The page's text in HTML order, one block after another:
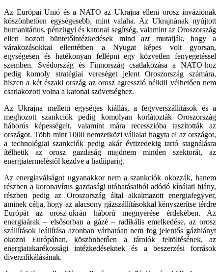
Az Európai Unió és a NATO az Ukrajna elleni orosz inváziónak
köszönhetően egységesebb, mint valaha. Az Ukrajnának nyújtott
humanitárius, pénzügyi és katonai segítség, valamint az Oroszország
ellen hozott büntetőintézkedések mind azt mutatják, hogy a
várakozásokkal ellentétben a Nyugat képes volt gyorsan,
egységesen és hatékonyan fellépni egy közvetlen fenyegetéssel
szemben. Svédország és Finnország csatlakozása a NATO-hoz
pedig komoly stratégiai vereséget jelent Oroszország számára,
hiszen a két északi ország az orosz agresszió nélkül vélhetően nem
csatlakozott volna a katonai szövetséghez.
Az Ukrajna melletti egységes kiállás, a fegyverszállítások és a
meghozott szankciók pedig komolyan korlátozták Oroszország
háborús képességeit, valamint mára recesszióba taszították az
országot. Több mint 1000 nemzetközi vállalat hagyta el az országot,
a technológiai szankciók pedig akár évtizedekig tartó stagnálásra
ítélhetik az orosz gazdaság majdnem minden szektorát, az
energiatermeléstől kezdve a hadiiparig.
Az energiaválságot ugyanakkor nem a szankciók okozzák, hanem
részben a koronavírus gazdasági utóhatásaiból adódó kínálati hiány,
részben pedig az Oroszország által alkalmazott energiafegyver,
aminek célja, hogy az alacsony gázszállításokkal kényszerítse térdre
Európát az orosz-ukrán háború megnyerése érdekében. Az
energiaárak – elsősorban a gázé – radikális emelkedése, az orosz
szállítások leállítása azonban várhatóan nem fog jelentős gázhiányt
okozni Európában, köszönhetően a tárolók feltöltésének, az
energiatakarékossági intézkedéseknek és a beszerzési források
diverzifikálásának.